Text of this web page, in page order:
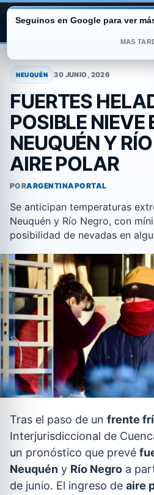
contenido
NEUQUÉN 30 JUNIO, 2026
FUERTES
POSIBLE NIEVE
NEUQUÉN Y
AIRE POLAR
PORARGENTINAPORTAL
Se anticipan temperaturas
Neuquén y Río Negro, con
posibilidad de nevadas en
Tras el paso de un frente
Interjurisdiccional de
un pronóstico que prevé
Neuquén y Río Negro a
de junio. El ingreso de aire
Seguinos en Google para ver
MAS